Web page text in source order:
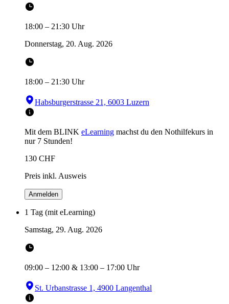
18:00 – 21:30 Uhr
Donnerstag, 20. Aug. 2026
18:00 – 21:30 Uhr
Habsburgerstrasse 21, 6003 Luzern
Mit dem BLINK eLearning machst du den Nothilfekurs in
nur 7 Stunden!
130 CHF
Preis inkl. Ausweis
Anmelden
1 Tag (mit eLearning)
Samstag, 29. Aug. 2026
09:00 – 12:00 & 13:00 – 17:00 Uhr
St. Urbanstrasse 1, 4900 Langenthal